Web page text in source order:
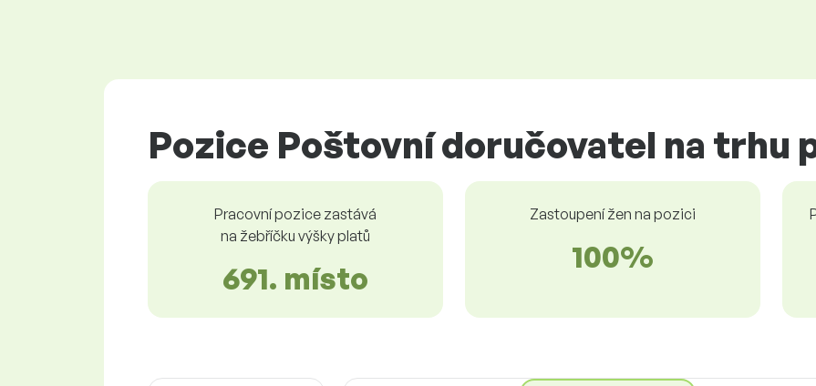
Pozice Poštovní doručovatel na trhu
Pracovní pozice zastává
na žebříčku výšky platů
691. místo
Zastoupení žen na pozici
100%